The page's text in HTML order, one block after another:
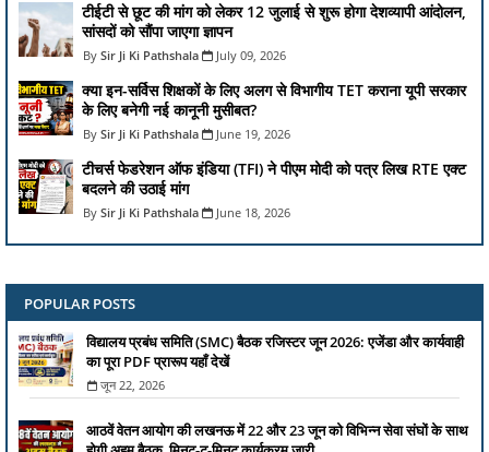
टीईटी से छूट की मांग को लेकर 12 जुलाई से शुरू होगा देशव्यापी आंदोलन,
सांसदों को सौंपा जाएगा ज्ञापन
Sir Ji Ki Pathshala July 09, 2026
क्या इन-सर्विस शिक्षकों के लिए अलग से विभागीय TET कराना यूपी सरकार
के लिए बनेगी नई कानूनी मुसीबत?
Sir Ji Ki Pathshala June 19, 2026
टीचर्स फेडरेशन ऑफ इंडिया (TFI) ने पीएम मोदी को पत्र लिख RTE एक्ट
बदलने की उठाई मांग
Sir Ji Ki Pathshala June 18, 2026
POPULAR POSTS
विद्यालय प्रबंध समिति (SMC) बैठक रजिस्टर जून 2026: एजेंडा और कार्यवाही
का पूरा PDF प्रारूप यहाँ देखें
जून 22, 2026
आठवें वेतन आयोग की लखनऊ में 22 और 23 जून को विभिन्न सेवा संघों के साथ